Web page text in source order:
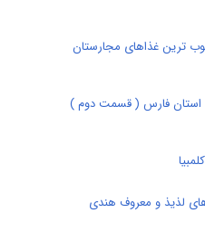
ترین غذاهای مجارستان
استان فارس ( قسمت دوم )
لذیذ و معروف هندی